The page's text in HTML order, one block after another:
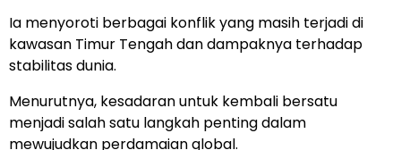
Ia menyoroti berbagai konflik yang masih terjadi di
kawasan Timur Tengah dan dampaknya terhadap
stabilitas dunia.
Menurutnya, kesadaran untuk kembali bersatu
menjadi salah satu langkah penting dalam
mewujudkan perdamaian global.